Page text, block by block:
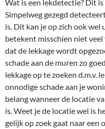
Wat is een lekdetectie? Dit
Simpelweg gezegd
is. Dit kan je op zich ook
betekent misschien niet
dat de lekkage wordt
schade aan de muren zo
lekkage op te zoeken d.m.v.
onnodige schade aan je
belang wanneer de locatie
is. Weet je de locatie wel is
gelijk op zoek gaat naar een